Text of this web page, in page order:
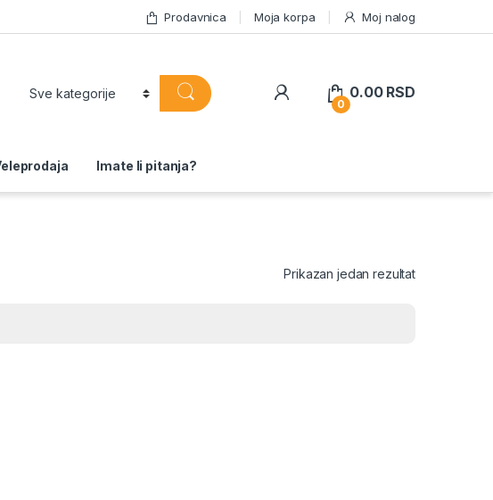
Prodavnica Moja korpa Moj nalog
0
0.00 RSD
Imate li pitanja?
Prikazan jedan rezultat